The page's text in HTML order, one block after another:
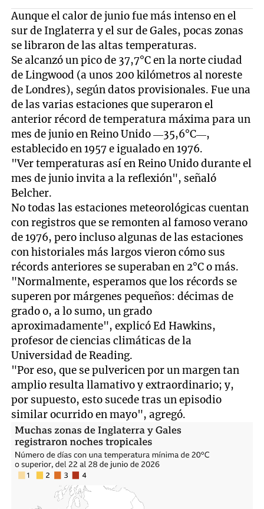
Aunque el calor de junio fue más intenso en el
sur de Inglaterra y el sur de Gales, pocas zonas
se libraron de las altas temperaturas.
Se alcanzó un pico de 37,7°C en la norte ciudad
de Lingwood (a unos 200 kilómetros al noreste
de Londres), según datos provisionales. Fue una
de las varias estaciones que superaron el
anterior récord de temperatura máxima para un
mes de junio en Reino Unido —35,6°C—,
establecido en 1957 e igualado en 1976.
"Ver temperaturas así en Reino Unido durante el
mes de junio invita a la reflexión", señaló
Belcher.
No todas las estaciones meteorológicas cuentan
con registros que se remonten al famoso verano
de 1976, pero incluso algunas de las estaciones
con historiales más largos vieron cómo sus
récords anteriores se superaban en 2°C o más.
"Normalmente, esperamos que los récords se
superen por márgenes pequeños: décimas de
grado o, a lo sumo, un grado
aproximadamente", explicó Ed Hawkins,
profesor de ciencias climáticas de la
Universidad de Reading.
"Por eso, que se pulvericen por un margen tan
amplio resulta llamativo y extraordinario; y,
por supuesto, esto sucede tras un episodio
similar ocurrido en mayo", agregó.